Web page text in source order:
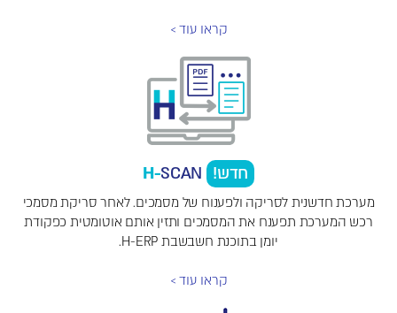
קראו עוד >
חדש! H-SCAN
מערכת חדשנית לסריקה ולפענוח של מסמכים. לאחר סריקת מסמכי
רכש המערכת תפענח את המסמכים ותזין אותם אוטומטית כפקודת
יומן בתוכנת חשבשבת H-ERP.
קראו עוד >